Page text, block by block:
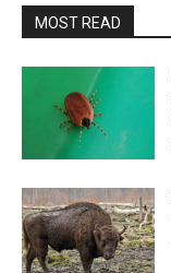
MOST READ